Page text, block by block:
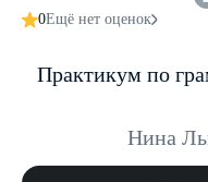
0Ещё нет оценок
Практикум по
Нина